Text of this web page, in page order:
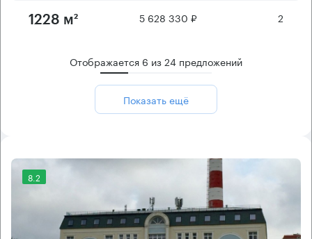
1228 м² 5 628 330 ₽ 2
Отображается 6 из24 предложений
Показать ещё
8.2